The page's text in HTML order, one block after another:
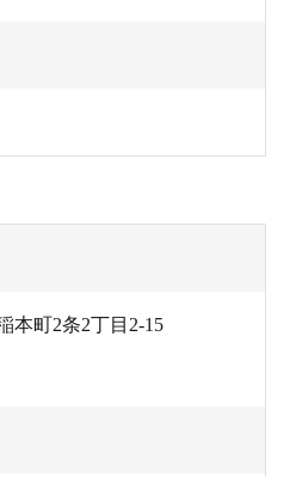
本町2条2丁目2-15